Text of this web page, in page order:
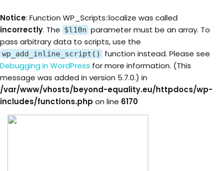
Notice: Function WP_Scripts::localize was called
incorrectly. The $l10n parameter must be an array. To
pass arbitrary data to scripts, use the
wp_add_inline_script()
function instead. Please see
Debugging in WordPress for more information. (This
message was added in version 5.7.0.) in
/var/www/vhosts/beyond-equality.eu/httpdocs/wp-
includes/functions.php on line 6170